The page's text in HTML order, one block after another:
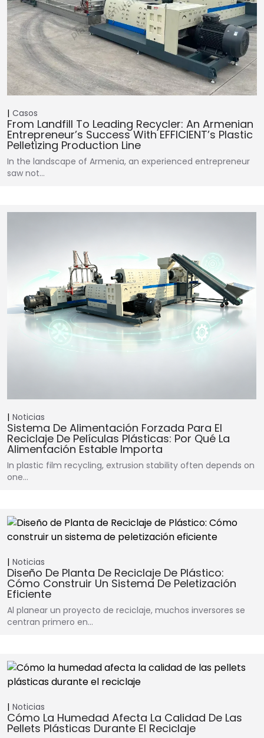
Casos
From Landfill To Leading Recycler: An Armenian
Entrepreneur’s Success With EFFICIENT’s Plastic
Pelletizing Production Line
In the landscape of Armenia, an experienced entrepreneur
saw not…
Noticias
Sistema De Alimentación Forzada Para El
Reciclaje De Películas Plásticas: Por Qué La
Alimentación Estable Importa
In plastic film recycling, extrusion stability often depends on
one…
Noticias
Diseño De Planta De Reciclaje De Plástico:
Cómo Construir Un Sistema De Peletización
Eficiente
Al planear un proyecto de reciclaje, muchos inversores se
centran primero en…
Noticias
Cómo La Humedad Afecta La Calidad De Las
Pellets Plásticas Durante El Reciclaje